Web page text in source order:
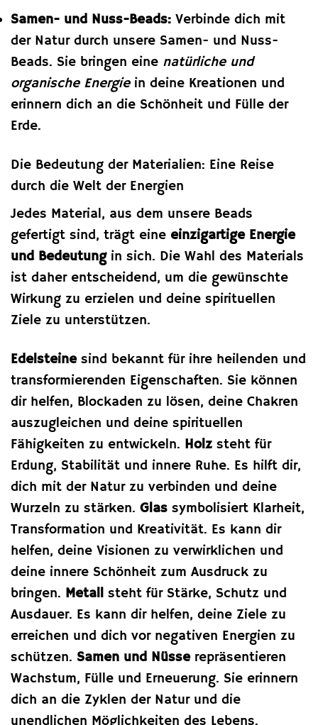
Samen- und Nuss-Beads: Verbinde dich mit
der Natur durch unsere Samen- und Nuss-
Beads. Sie bringen eine natürliche und
organische Energiein deine Kreationen und
erinnern dich an die Schönheit und Fülle der
Erde.
Die Bedeutung der Materialien: Eine Reise
durch die Welt der Energien
Jedes Material, aus dem unsere Beads
gefertigt sind, trägt eine einzigartige Energie
und Bedeutungin sich. Die Wahl des Materials
ist daher entscheidend, um die gewünschte
Wirkung zu erzielen und deine spirituellen
Ziele zu unterstützen.
Edelsteinesind bekannt für ihre heilenden und
transformierenden Eigenschaften. Sie können
dir helfen, Blockaden zu lösen, deine Chakren
auszugleichen und deine spirituellen
Fähigkeiten zu entwickeln. Holz steht für
Erdung, Stabilität und innere Ruhe. Es hilft dir,
dich mit der Natur zu verbinden und deine
Wurzeln zu stärken. Glas symbolisiert Klarheit,
Transformation und Kreativität. Es kann dir
helfen, deine Visionen zu verwirklichen und
deine innere Schönheit zum Ausdruck zu
bringen. Metall steht für Stärke, Schutz und
Ausdauer. Es kann dir helfen, deine Ziele zu
erreichen und dich vor negativen Energien zu
schützen. Samen und Nüsserepräsentieren
Wachstum, Fülle und Erneuerung. Sie erinnern
dich an die Zyklen der Natur und die